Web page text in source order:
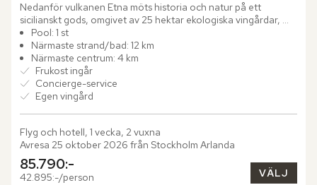
Nedanför vulkanen Etna möts historia och natur på ett
sicilianskt gods, omgivet av 25 hektar ekologiska vingårdar,
olivlundar och fruktträd. Här har Monaci delle Terre Nere
gett...
Pool: 1 st
Närmaste strand/bad: 12 km
Närmaste centrum: 4 km
Frukost ingår
Concierge-service
Egen vingård
Flyg och hotell, 1 vecka, 2 vuxna
Avresa 25 oktober 2026 från Stockholm Arlanda
85.790:-
42.895:-/person VÄLJ